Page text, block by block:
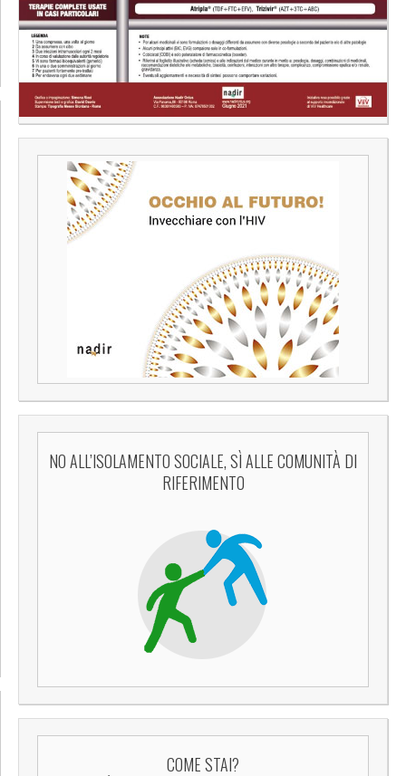
NO ALL’ISOLAMENTO SOCIALE, SÌ ALLE COMUNITÀ DI
RIFERIMENTO
COME STAI?